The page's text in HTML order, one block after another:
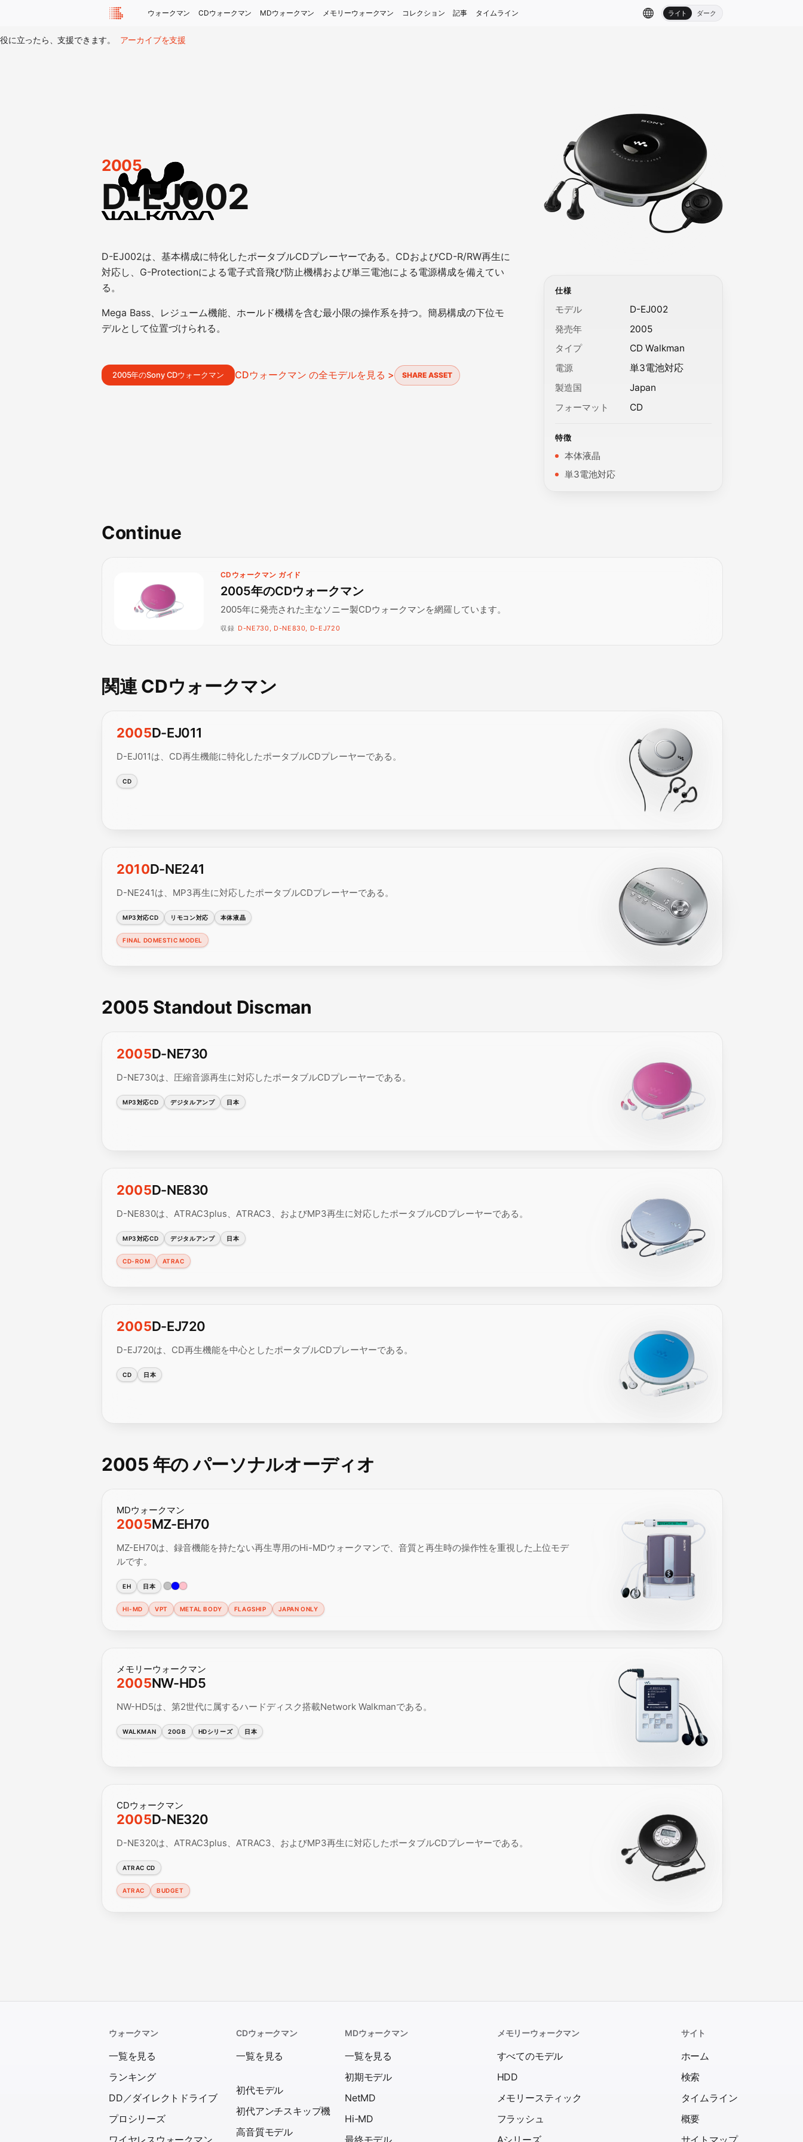
ウォークマン CDウォークマン MDウォークマン メモリーウォークマン コレクション 記事 タイムライン ライト ダーク
役に立ったら、支援できます。 アーカイブを支援
2005
D-EJ002
D-EJ002は、基本構成に特化したポータブルCDプレーヤーである。CDおよびCD-R/RW再生に
対応し、G-Protectionによる電子式音飛び防止機構および単三電池による電源構成を備えてい
る。
Mega Bass、レジューム機能、ホールド機構を含む最小限の操作系を持つ。簡易構成の下位モ
デルとして位置づけられる。
2005年のSony CDウォークマン CDウォークマン の全モデルを見る > SHARE ASSET
仕様
モデル
D-EJ002
発売年
2005
タイプ
CD Walkman
電源
単3電池対応
製造国
Japan
フォーマット
CD
特徴
本体液晶
単3電池対応
Continue
CDウォークマン ガイド
2005年のCDウォークマン
2005年に発売された主なソニー製CDウォークマンを網羅しています。
収録 D-NE730, D-NE830, D-EJ720
関連 CDウォークマン
2005D-EJ011
D-EJ011は、CD再生機能に特化したポータブルCDプレーヤーである。
CD
2010D-NE241
D-NE241は、MP3再生に対応したポータブルCDプレーヤーである。
MP3対応CD リモコン対応 本体液晶
FINAL DOMESTIC MODEL
2005 Standout Discman
2005D-NE730
D-NE730は、圧縮音源再生に対応したポータブルCDプレーヤーである。
MP3対応CD デジタルアンプ 日本
2005D-NE830
D-NE830は、ATRAC3plus、ATRAC3、およびMP3再生に対応したポータブルCDプレーヤーである。
MP3対応CD デジタルアンプ 日本
CD-ROM ATRAC
2005D-EJ720
D-EJ720は、CD再生機能を中心としたポータブルCDプレーヤーである。
CD 日本
2005 年の パーソナルオーディオ
MDウォークマン
2005MZ-EH70
MZ-EH70は、録音機能を持たない再生専用のHi-MDウォークマンで、音質と再生時の操作性を重視した上位モデ
ルです。
EH 日本
HI-MD VPT METAL BODY FLAGSHIP JAPAN ONLY
メモリーウォークマン
2005NW-HD5
NW-HD5は、第2世代に属するハードディスク搭載Network Walkmanである。
WALKMAN 20GB HDシリーズ 日本
CDウォークマン
2005D-NE320
D-NE320は、ATRAC3plus、ATRAC3、およびMP3再生に対応したポータブルCDプレーヤーである。
ATRAC CD
ATRAC BUDGET
ウォークマン
一覧を見る
ランキング
DD／ダイレクトドライブ
プロシリーズ
ワイヤレスウォークマン
CDウォークマン
一覧を見る
初代モデル
初代アンチスキップ機
高音質モデル
MDウォークマン
一覧を見る
初期モデル
NetMD
Hi-MD
最終モデル
メモリーウォークマン
すべてのモデル
HDD
メモリースティック
フラッシュ
Aシリーズ
サイト
ホーム
検索
タイムライン
概要
サイトマップ